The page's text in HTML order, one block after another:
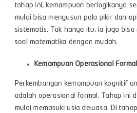
tahap ini, kemampuan berlogikanya
mulai bisa menyusun pola pikir dan
sistematis. Tak hanya itu, ia juga bisa
soal matematika dengan mudah.
Kemampuan Operasional Formal
Perkembangan kemampuan kognitif
adalah operasional formal. Tahap ini
mulai memasuki usia dewasa. Di